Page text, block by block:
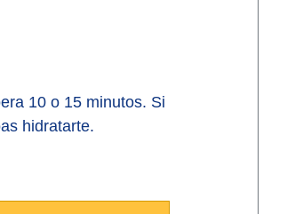
10 o 15 minutos. Si
hidratarte.